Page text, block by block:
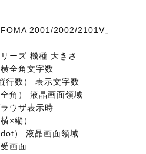
FOMA 2001/2002/2101V」
ーズ 機種 大きさ
横全角文字数
行数） 表示文字数
全角） 液晶画面領域
ウザ表示時
横×縦）
dot） 液晶画面領域
画面